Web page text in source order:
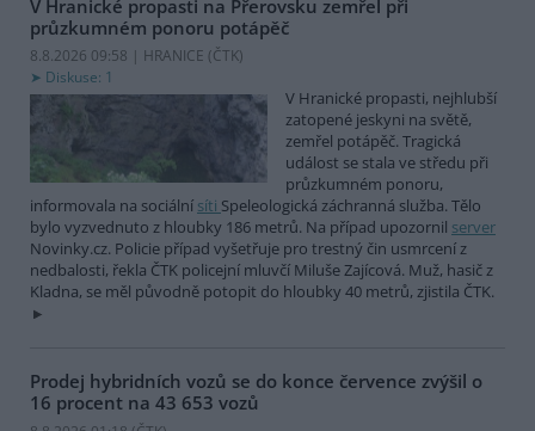
V Hranické propasti na Přerovsku zemřel při
průzkumném ponoru potápěč
8.8.2026 09:58 | HRANICE (ČTK)
Diskuse: 1
V Hranické propasti, nejhlubší
zatopené jeskyni na světě,
zemřel potápěč. Tragická
událost se stala ve středu při
průzkumném ponoru,
informovala na sociální síti Speleologická záchranná služba. Tělo
bylo vyzvednuto z hloubky 186 metrů. Na případ upozornil server
Novinky.cz. Policie případ vyšetřuje pro trestný čin usmrcení z
nedbalosti, řekla ČTK policejní mluvčí Miluše Zajícová. Muž, hasič z
Kladna, se měl původně potopit do hloubky 40 metrů, zjistila ČTK.
Prodej hybridních vozů se do konce července zvýšil o
16 procent na 43 653 vozů